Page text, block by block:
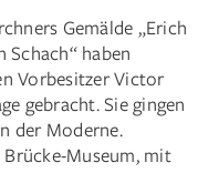
Gemälde „Erich
haben
Vorbesitzer Victor
gebracht. Sie gingen
der Moderne.
Museum, mit